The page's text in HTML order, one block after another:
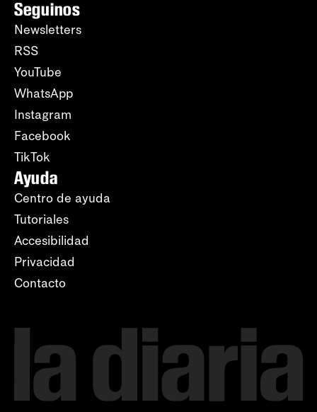
Seguinos
Newsletters
RSS
YouTube
WhatsApp
Instagram
Facebook
TikTok
Ayuda
Centro de ayuda
Tutoriales
Accesibilidad
Privacidad
Contacto